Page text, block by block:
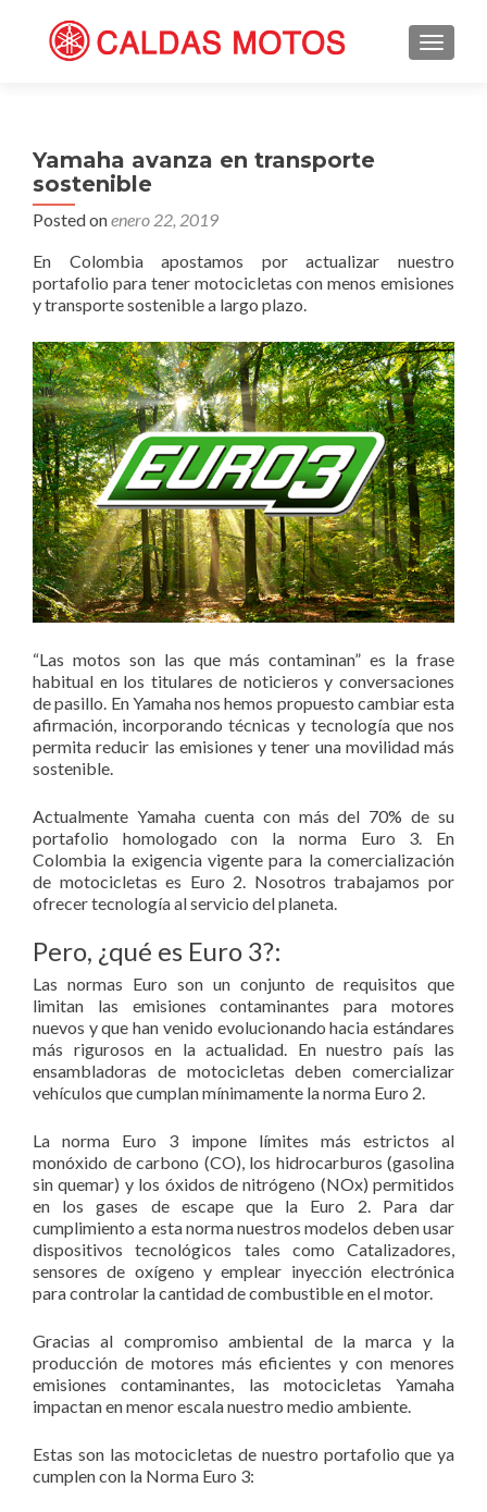
Yamaha avanza en transporte
sostenible
Posted onenero 22, 2019
En Colombia apostamos por actualizar nuestro
portafolio para tener motocicletas con menos emisiones
y transporte sostenible a largo plazo.
“Las motos son las que más contaminan” es la frase
habitual en los titulares de noticieros y conversaciones
de pasillo. En Yamaha nos hemos propuesto cambiar esta
afirmación, incorporando técnicas y tecnología que nos
permita reducir las emisiones y tener una movilidad más
sostenible.
Actualmente Yamaha cuenta con más del 70% de su
portafolio homologado con la norma Euro 3. En
Colombia la exigencia vigente para la comercialización
de motocicletas es Euro 2. Nosotros trabajamos por
ofrecer tecnología al servicio del planeta.
Pero, ¿qué es Euro 3?:
Las normas Euro son un conjunto de requisitos que
limitan las emisiones contaminantes para motores
nuevos y que han venido evolucionando hacia estándares
más rigurosos en la actualidad. En nuestro país las
ensambladoras de motocicletas deben comercializar
vehículos que cumplan mínimamente la norma Euro 2.
La norma Euro 3 impone límites más estrictos al
monóxido de carbono (CO), los hidrocarburos (gasolina
sin quemar) y los óxidos de nitrógeno (NOx) permitidos
en los gases de escape que la Euro 2. Para dar
cumplimiento a esta norma nuestros modelos deben usar
dispositivos tecnológicos tales como Catalizadores,
sensores de oxígeno y emplear inyección electrónica
para controlar la cantidad de combustible en el motor.
Gracias al compromiso ambiental de la marca y la
producción de motores más eficientes y con menores
emisiones contaminantes, las motocicletas Yamaha
impactan en menor escala nuestro medio ambiente.
Estas son las motocicletas de nuestro portafolio que ya
cumplen con la Norma Euro 3: